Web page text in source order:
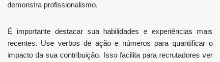
demonstra profissionalismo.
É importante destacar sua habilidades e experiências mais
recentes. Use verbos de ação e números para quantificar o
impacto da sua contribuição. Isso facilita para recrutadores ver